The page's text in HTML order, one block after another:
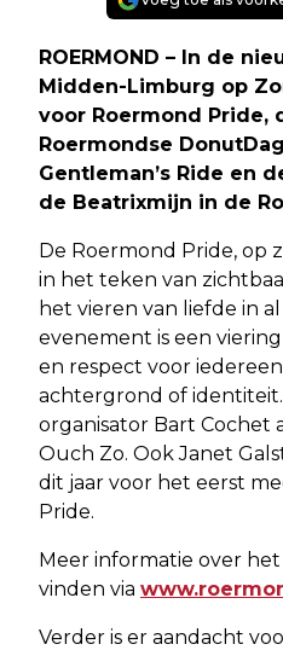
ROERMOND – In de
Midden-Limburg op
voor Roermond Pride,
Roermondse
Gentleman’s Ride en
de Beatrixmijn in de
De Roermond Pride, op
in het teken van
het vieren van liefde in
evenement is een
en respect voor
achtergrond of
organisator Bart Cochet
Ouch Zo. Ook Janet
dit jaar voor het eerst
Pride.
Meer informatie over
vinden via
Verder is er aandacht